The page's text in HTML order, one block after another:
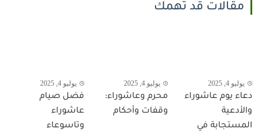
مقالات قد تهمك
يوليو 4, 2025
دعاء يوم عاشوراء
والأدعية
المستجابة في
يوليو 4, 2025
محرم وعاشوراء:
وقفات وأحكام
يوليو 4, 2025
فضل صيام
عاشوراء
وتاسوعاء